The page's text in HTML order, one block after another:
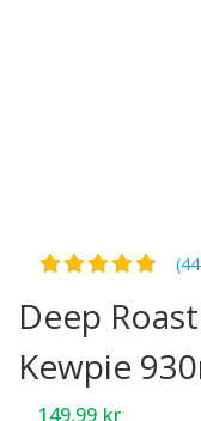
Betygsatt4.77
Deep
Kewpie
149,99 kr